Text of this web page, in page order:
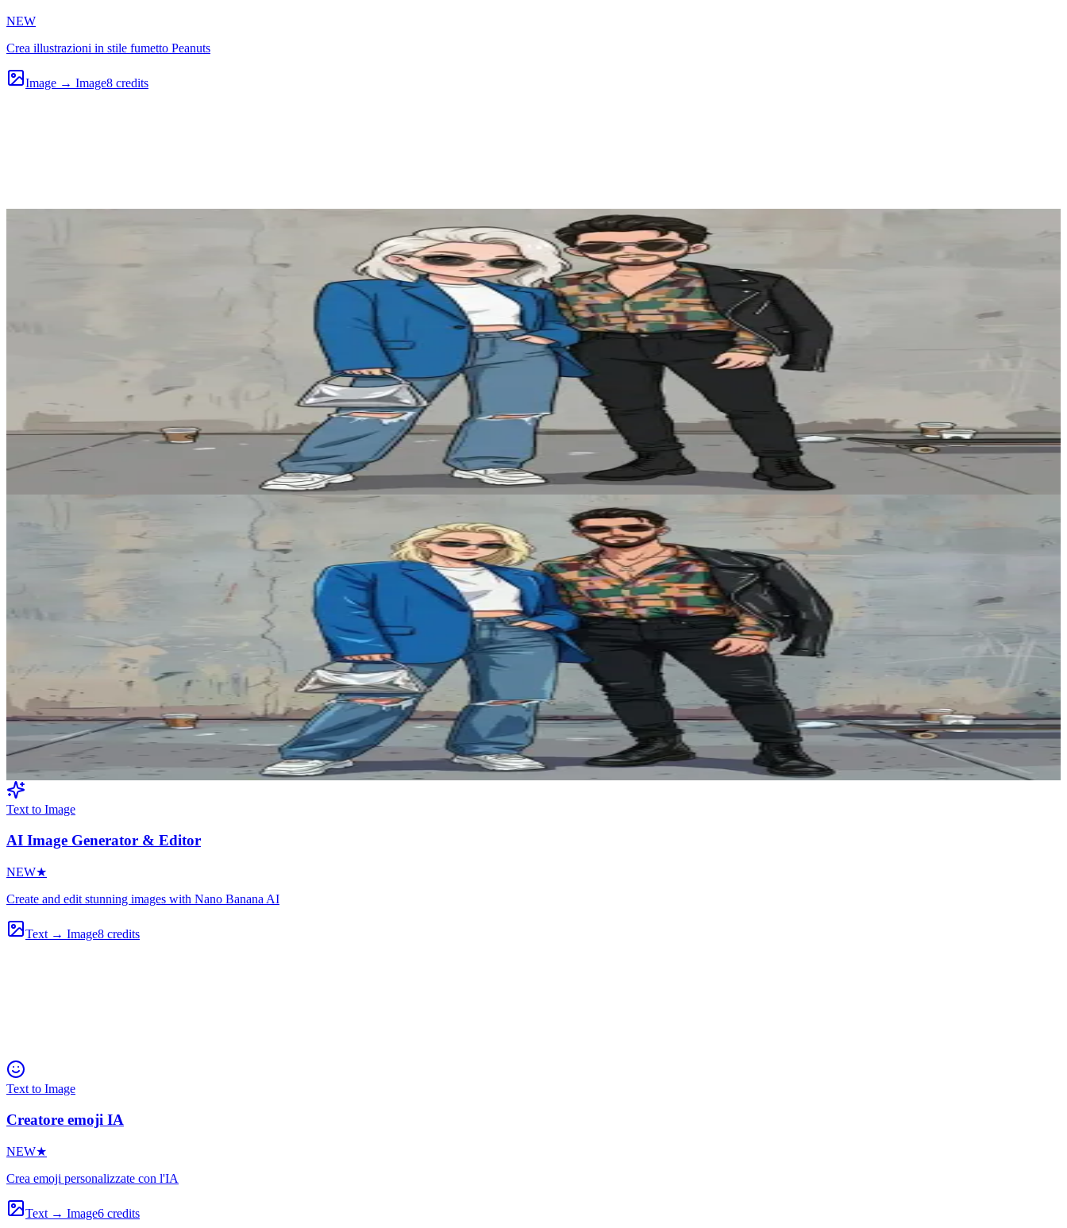
NEW
Crea illustrazioni in stile fumetto Peanuts
Image → Image8 credits
Generatore stile Chibi
Generatore stile Chibi
Crea adorabili personaggi chibi
Try Now
Hover to see result
Convertitore foto in anime
Converti foto in stile anime
Image → Image8credits
AFTER
Convertitore foto in anime
Converti foto in stile anime
8
credits/use
Try Now
Text to Image
AI Image Generator & Editor
NEW★
Create and edit stunning images with Nano Banana AI
Text → Image8 credits
Text to Image
Creatore emoji IA
NEW★
Crea emoji personalizzate con l'IA
Text → Image6 credits